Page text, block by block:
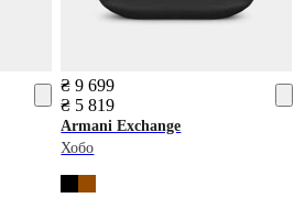
₴ 9 699
₴ 5 819
Armani Exchange
Хобо